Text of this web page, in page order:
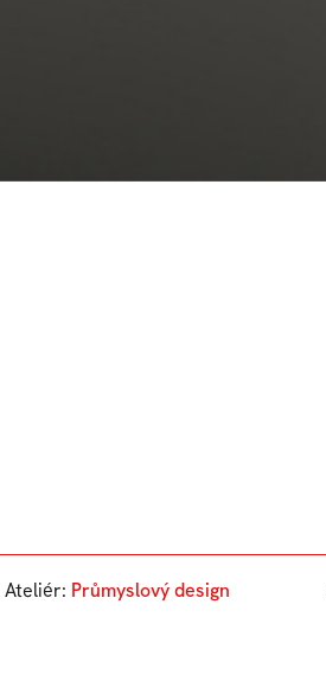
Ateliér: Průmyslový design